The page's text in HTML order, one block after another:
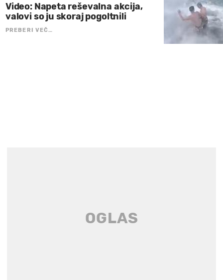
Video: Napeta reševalna akcija,
valovi so ju skoraj pogoltnili
PREBERI VEČ…